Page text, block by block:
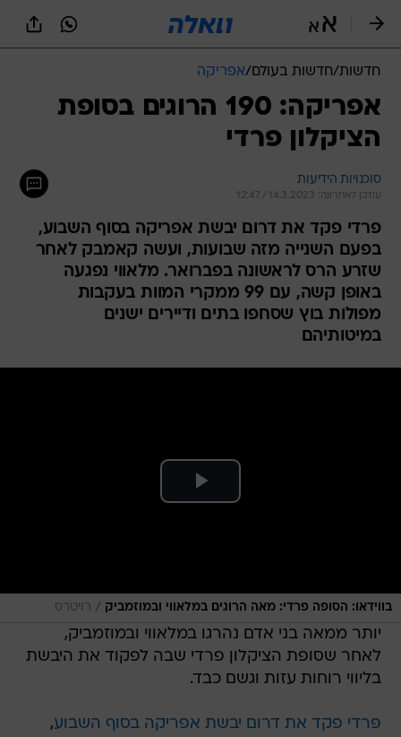
חדשות/חדשות בעולם /אפריקה
אפריקה: 190 הרוגים בסופת
הציקלון פרדי
סוכנויות הידיעות
עודכן לאחרונה: 14.3.2023 / 12:47
פרדי פקד את דרום יבשת אפריקה בסוף השבוע,
בפעם השנייה מזה שבועות, ועשה קאמבק לאחר
שזרע הרס לראשונה בפברואר. מלאווי נפגעה
באופן קשה, עם 99 ממקרי המוות בעקבות
מפולות בוץ שסחפו בתים ודיירים ישנים
במיטותיהם
בווידאו: הסופה פרדי: מאה הרוגים במלאווי ובמוזמביק / רויטרס
יותר ממאה בני אדם נהרגו במלאווי ובמוזמביק,
לאחר שסופת הציקלון פרדי שבה לפקוד את היבשת
בליווי רוחות עזות וגשם כבד.
פרדי פקד את דרום יבשת אפריקה בסוף השבוע,